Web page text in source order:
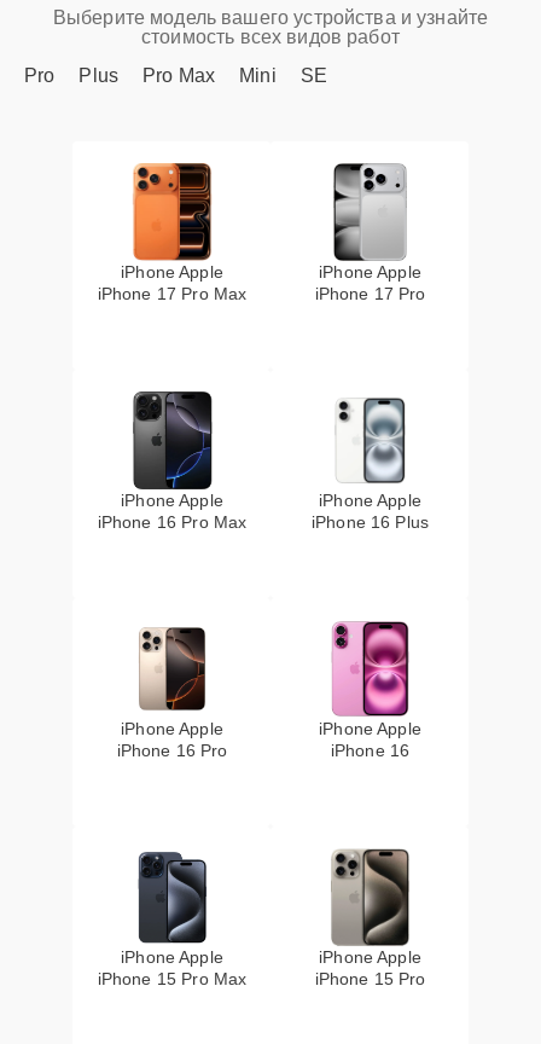
Выберите модель вашего устройства и узнайте
стоимость всех видов работ
Pro
Plus Pro Max Mini SE
iPhone Apple
iPhone 17 Pro Max
iPhone Apple
iPhone 17 Pro
iPhone Apple
iPhone 16 Pro Max
iPhone Apple
iPhone 16 Plus
iPhone Apple
iPhone 16 Pro
iPhone Apple
iPhone 16
iPhone Apple
iPhone 15 Pro Max
iPhone Apple
iPhone 15 Pro